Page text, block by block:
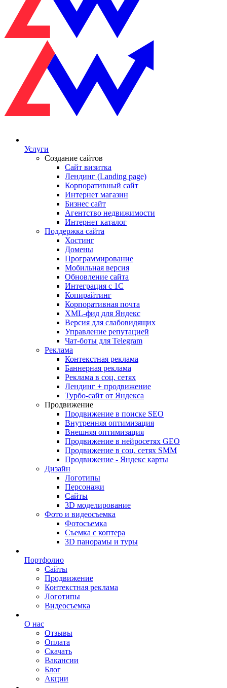
Услуги
Создание сайтов
Сайт визитка
Лендинг (Landing page)
Корпоративный сайт
Интернет магазин
Бизнес сайт
Агентство недвижимости
Интернет каталог
Поддержка сайта
Хостинг
Домены
Программирование
Мобильная версия
Обновление сайта
Интеграция с 1С
Копирайтинг
Корпоративная почта
XML-фид для Яндекс
Версия для слабовидящих
Управление репутацией
Чат-боты для Telegram
Реклама
Контекстная реклама
Баннерная реклама
Реклама в соц. сетях
Лендинг + продвижение
Турбо-сайт от Яндекса
Продвижение
Продвижение в поиске SEO
Внутренняя оптимизация
Внешняя оптимизация
Продвижение в нейросетях GEO
Продвижение в соц. сетях SMM
Продвижение - Яндекс карты
Дизайн
Логотипы
Персонажи
Сайты
3D моделирование
Фото и видеосъемка
Фотосъемка
Съемка с коптера
3D панорамы и туры
Портфолио
Сайты
Продвижение
Контекстная реклама
Логотипы
Видеосъемка
О нас
Отзывы
Оплата
Скачать
Вакансии
Блог
Акции